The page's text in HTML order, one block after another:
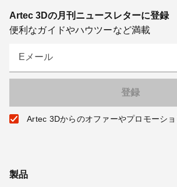
Artec 3Dの月刊ニュースレターに登録
便利なガイドやハウツーなど満載
Eメール
Artec 3Dからのオファーやプロモーシ
製品